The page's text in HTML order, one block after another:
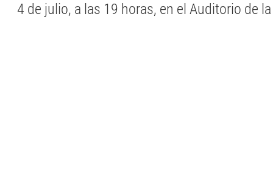
4 de julio, a las 19 horas, en el Auditorio de